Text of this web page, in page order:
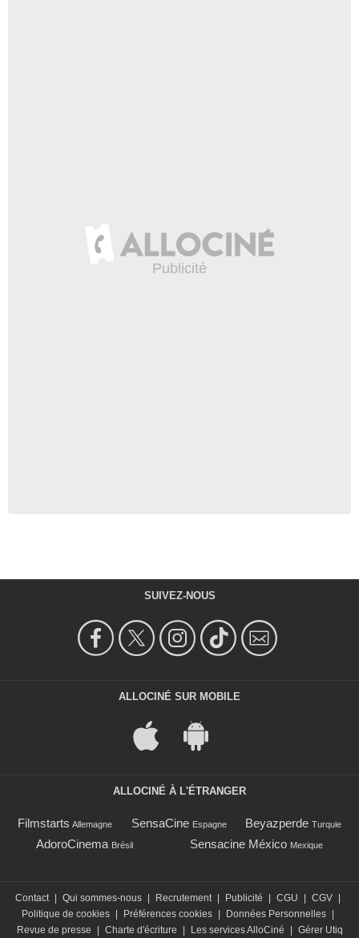
SUIVEZ-NOUS
ALLOCINÉ SUR MOBILE
ALLOCINÉ À L'ÉTRANGER
Filmstarts Allemagne SensaCine Espagne Beyazperde Turquie
AdoroCinema Brésil Sensacine México Mexique
Contact Qui sommes-nous Recrutement Publicité CGU CGV
Politique de cookies
Préférences cookies Données Personnelles
Revue de presse
Charte d'écriture Les services AlloCiné Gérer Utiq